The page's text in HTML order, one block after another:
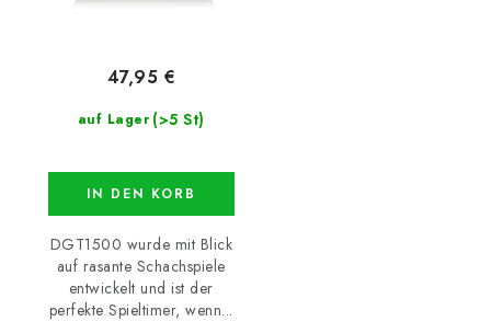
auf Lager (>5 St)
47,95 €
IN DEN KORB
DGT1500 wurde mit Blick
auf rasante Schachspiele
entwickelt und ist der
perfekte Spieltimer, wenn...